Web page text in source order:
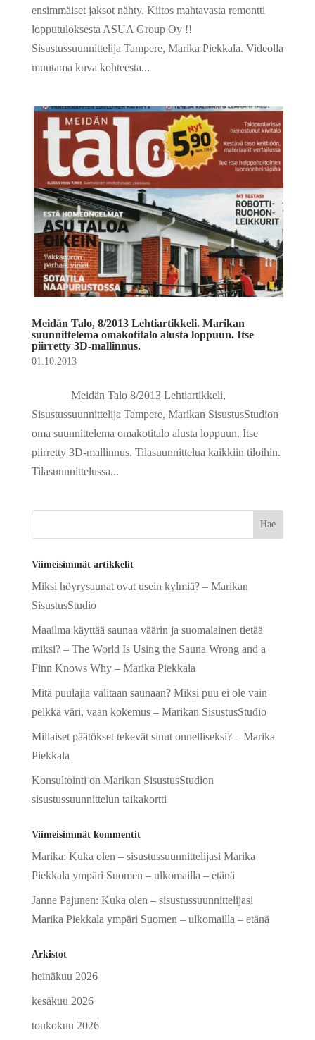
ensimmäiset jaksot nähty. Kiitos mahtavasta remontti
lopputuloksesta ASUA Group Oy !!
Sisustussuunnittelija Tampere, Marika Piekkala. Videolla
muutama kuva kohteesta...
Meidän Talo, 8/2013 Lehtiartikkeli. Marikan
suunnittelema omakotitalo alusta loppuun. Itse
piirretty 3D-mallinnus.
01.10.2013
Meidän Talo 8/2013 Lehtiartikkeli,
Sisustussuunnittelija Tampere, Marikan SisustusStudion
oma suunnittelema omakotitalo alusta loppuun. Itse
piirretty 3D-mallinnus. Tilasuunnittelua kaikkiin tiloihin.
Tilasuunnittelussa...
Viimeisimmät artikkelit
Miksi höyrysaunat ovat usein kylmiä? – Marikan
SisustusStudio
Maailma käyttää saunaa väärin ja suomalainen tietää
miksi? – The World Is Using the Sauna Wrong and a
Finn Knows Why – Marika Piekkala
Mitä puulajia valitaan saunaan? Miksi puu ei ole vain
pelkkä väri, vaan kokemus – Marikan SisustusStudio
Millaiset päätökset tekevät sinut onnelliseksi? – Marika
Piekkala
Konsultointi on Marikan SisustusStudion
sisustussuunnittelun taikakortti
Viimeisimmät kommentit
Marika: Kuka olen – sisustussuunnittelijasi Marika
Piekkala ympäri Suomen – ulkomailla – etänä
Janne Pajunen: Kuka olen – sisustussuunnittelijasi
Marika Piekkala ympäri Suomen – ulkomailla – etänä
Arkistot
heinäkuu 2026
kesäkuu 2026
toukokuu 2026